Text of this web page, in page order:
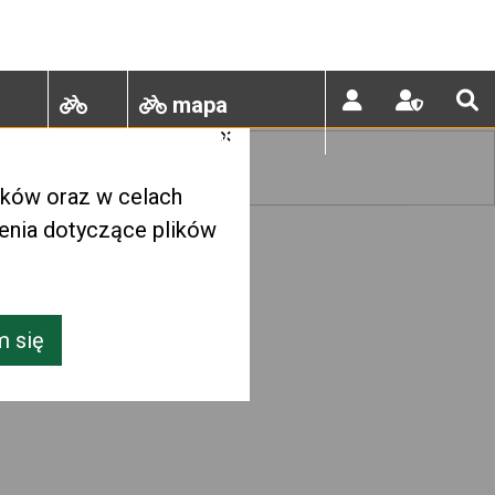
×
oraz w celach
dotyczące plików
się
mapa
rowerowa